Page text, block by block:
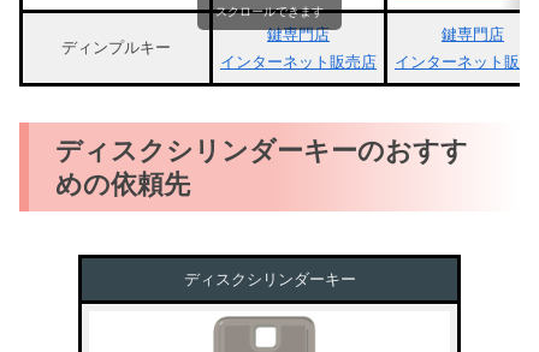
ディンプルキー
鍵専門店
インターネット販売店
鍵専門店
インターネット販売
スクロールできます
ディスクシリンダーキーのおすす
めの依頼先
ディスクシリンダーキー